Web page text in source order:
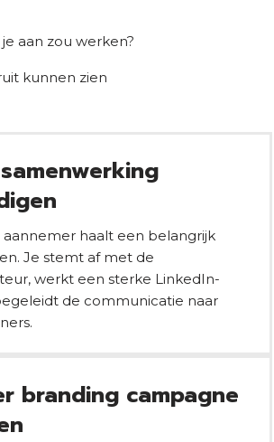
aan zou werken?
kunnen zien
aannemer haalt een belangrijk
Je stemt af met de
werkt een sterke LinkedIn-
de communicatie naar
branding campagne